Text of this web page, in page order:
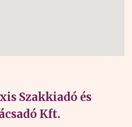
Szakkiadó és
Kft.